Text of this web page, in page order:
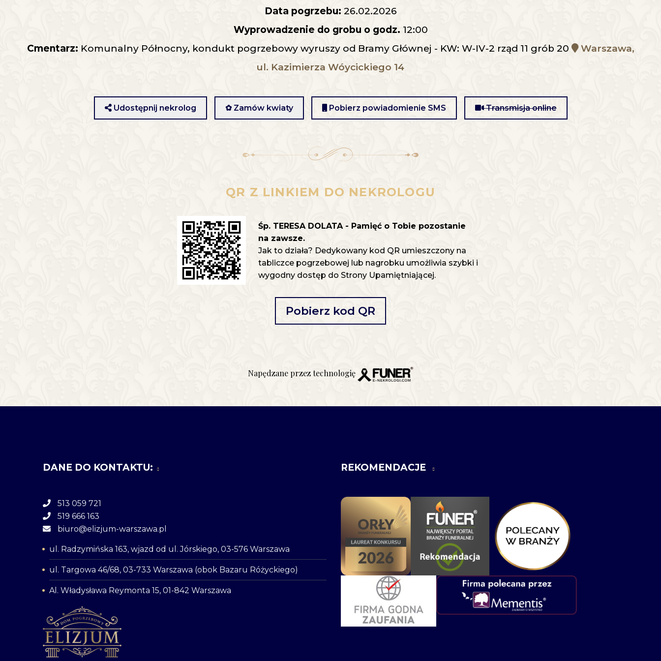
Data pogrzebu: 26.02.2026
Wyprowadzenie do grobu o godz. 12:00
Cmentarz: Komunalny Północny, kondukt pogrzebowy wyruszy od Bramy Głównej - KW: W-IV-2 rząd 11 grób 20
Warszawa,
ul. Kazimierza Wóycickiego 14
Udostępnij nekrolog ✿ Zamów kwiaty Pobierz powiadomienie SMS Transmisja online
QR Z LINKIEM DO NEKROLOGU
Śp. TERESA DOLATA - Pamięć o Tobie pozostanie
na zawsze.
Jak to działa? Dedykowany kod QR umieszczony na
tabliczce pogrzebowej lub nagrobku umożliwia szybki i
wygodny dostęp do Strony Upamiętniającej.
Pobierz kod QR
Napędzane przez technologię
DANE DO KONTAKTU:
513 059 721
519 666 163
biuro@elizjum-warszawa.pl
ul. Radzymińska 163, wjazd od ul. Jórskiego, 03-576 Warszawa
ul. Targowa 46/68, 03-733 Warszawa (obok Bazaru Różyckiego)
Al. Władysława Reymonta 15, 01-842 Warszawa
REKOMENDACJE